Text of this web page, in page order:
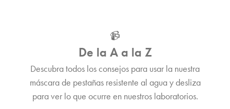
📹
De la A a la Z
Descubra todos los consejos para usar la nuestra
máscara de pestañas resistente al agua y desliza
para ver lo que ocurre en nuestros laboratorios.
Tips&Tricks
¡Descubre más en SINCE Máscara resistente al agua!